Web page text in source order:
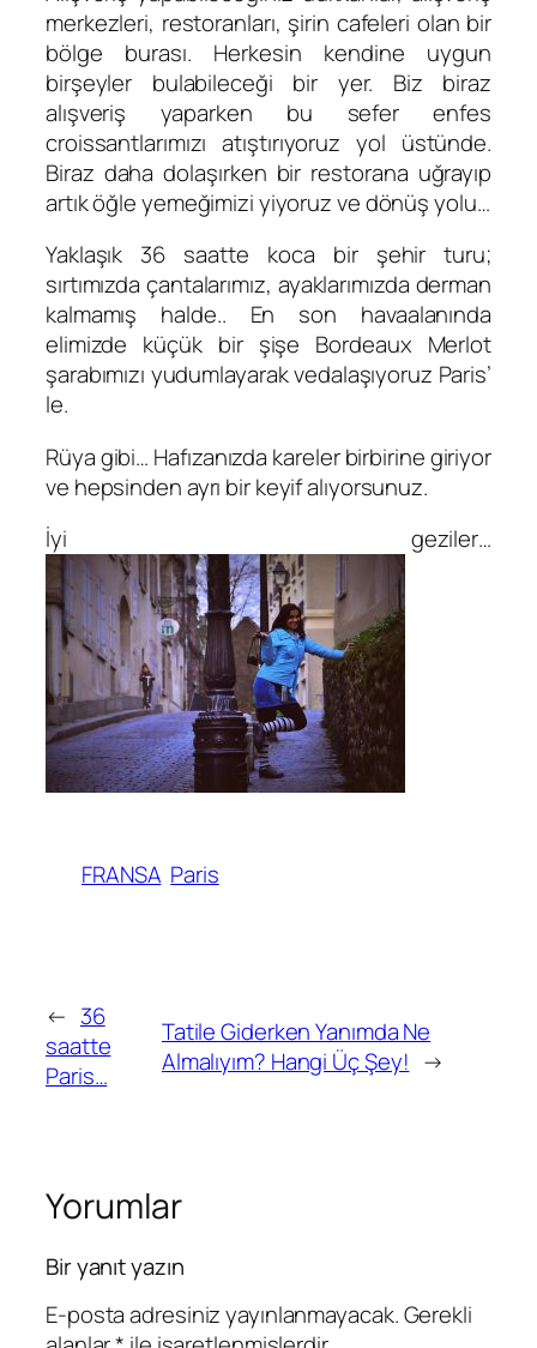
merkezleri, restoranları, şirin cafeleri olan bir
bölge burası. Herkesin kendine uygun
birşeyler bulabileceği bir yer. Biz biraz
alışveriş yaparken bu sefer enfes
croissantlarımızı atıştırıyoruz yol üstünde.
Biraz daha dolaşırken bir restorana uğrayıp
artık öğle yemeğimizi yiyoruz ve dönüş yolu…
Yaklaşık 36 saatte koca bir şehir turu;
sırtımızda çantalarımız, ayaklarımızda derman
kalmamış halde.. En son havaalanında
elimizde küçük bir şişe Bordeaux Merlot
şarabımızı yudumlayarak vedalaşıyoruz Paris’
le.
Rüya gibi… Hafızanızda kareler birbirine giriyor
ve hepsinden ayrı bir keyif alıyorsunuz.
İyi geziler…
FRANSA Paris
← 36
saatte
Paris…
Tatile Giderken Yanımda Ne
Almalıyım? Hangi Üç Şey! →
Yorumlar
Bir yanıt yazın
E-posta adresiniz yayınlanmayacak.Gerekli